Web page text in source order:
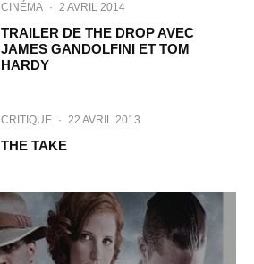
CINÉMA · 2 AVRIL 2014
TRAILER DE THE DROP AVEC
JAMES GANDOLFINI ET TOM
HARDY
CRITIQUE · 22 AVRIL 2013
THE TAKE